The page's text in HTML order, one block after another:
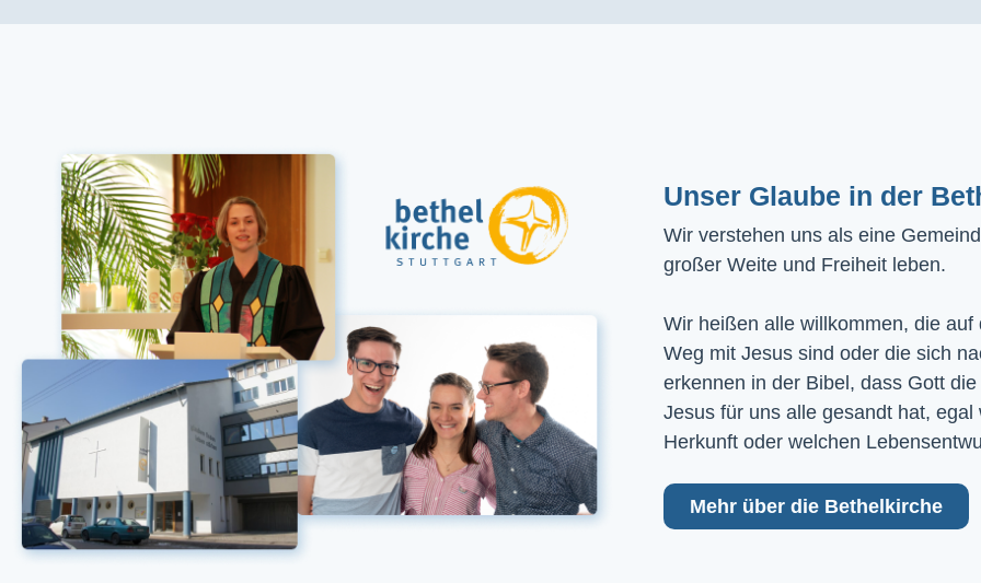
Unser Glaube in der
Wir verstehen uns als eine
großer Weite und Freiheit leben.
Wir heißen alle willkommen, die
Weg mit Jesus sind oder die sich
erkennen in der Bibel, dass Gott
Jesus für uns alle gesandt hat,
Herkunft oder welchen
Mehr über die Bethelkirche